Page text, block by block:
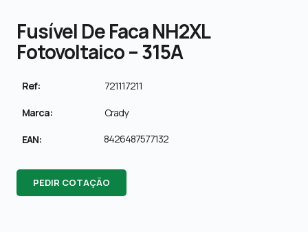
Fusível De Faca NH2XL
Fotovoltaico – 315A
Ref: 721117211
Marca: Crady
EAN: 8426487577132
PEDIR COTAÇÃO